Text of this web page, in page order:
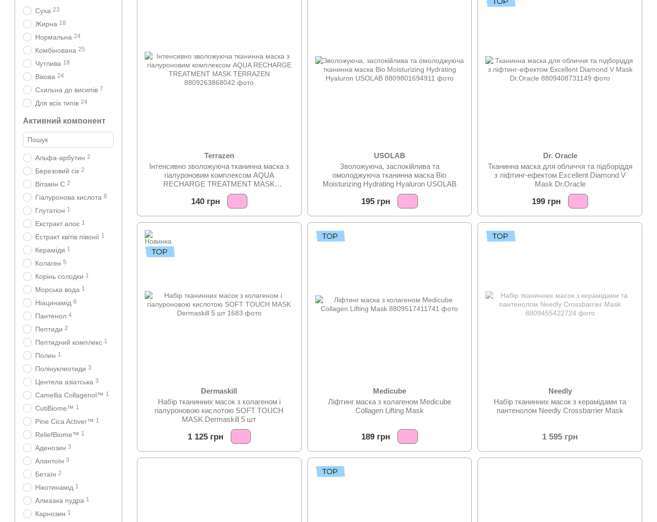
Terrazen
Інтенсивно зволожуюча тканинна маска з
гіалуроновим комплексом AQUA
RECHARGE TREATMENT MASK
TERRAZEN
140 грн
USOLAB
Зволожуюча, заспокійлива та
омолоджуюча тканинна маска Bio
Moisturizing Hydrating Hyaluron USOLAB
195 грн
Dr. Oracle
Тканинна маска для обличчя та підборіддя
з ліфтинг-ефектом Excellent Diamond V
Mask Dr.Oracle
199 грн
Dermaskill
Набір тканинних масок з колагеном і
гіалуроновою кислотою SOFT TOUCH
MASK Dermaskill 5 шт
1 125 грн
Medicube
Ліфтинг маска з колагеном Medicube
Collagen Lifting Mask
189 грн
Needly
Набір тканинних масок з керамідами та
пантенолом Needly Crossbarrier Mask
1 595 грн
Суха 23
Жирна 18
Нормальна 24
Комбінована 25
Чутлива 18
Вікова 24
Схильна до висипів 7
Для всіх типів 24
Активний компонент
Альфа-арбутин 2
Березовий сік 2
Вітамін С 2
Гіалуронова кислота 8
Глутатіон 1
Екстракт алоє 1
Естракт квітів півонії 1
Кераміди 1
Колаген 5
Корінь солодки 1
Морська вода 1
Ніацинамід 6
Пантенол 4
Пептиди 2
Пептидний комплекс 1
Полин 1
Полінуклеотиди 3
Центела азіатська 3
Camellia Collagenol™ 1
CutiBiome™ 1
Pine Cica Activer™ 1
ReliefBiome™ 1
Аденозин 3
Алантоїн 3
Бетаїн 2
Нікотинамід 1
Алмазна пудра 1
Карнозин 1